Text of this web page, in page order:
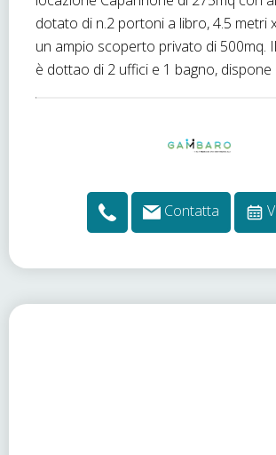
dotato di n.2 portoni a libro, 4.5 metri
un ampio scoperto privato di 500mq.
è dottao di 2 uffici e 1 bagno, dispone
Contatta